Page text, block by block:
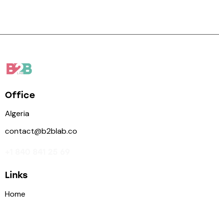
Office
Algeria
contact@b2blab.co
Links
Home